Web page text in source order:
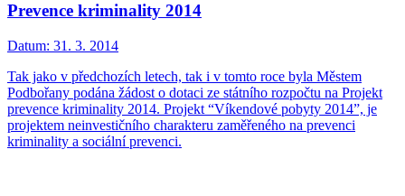
Prevence kriminality 2014
Datum: 31. 3. 2014
Tak jako v předchozích letech, tak i v tomto roce byla Městem
Podbořany podána žádost o dotaci ze státního rozpočtu na Projekt
prevence kriminality 2014. Projekt “Víkendové pobyty 2014”, je
projektem neinvestičního charakteru zaměřeného na prevenci
kriminality a sociální prevenci.